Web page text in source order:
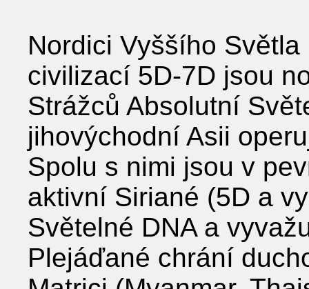
Nordici Vyššího
civilizací 5D-7D jsou
Strážců Absolutní
jihovýchodní Asii
Spolu s nimi jsou v
aktivní Siriané (5D a
Světelné DNA a
Plejáďané chrání